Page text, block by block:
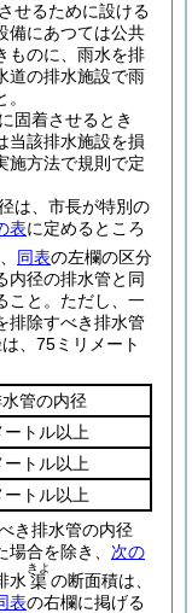
せるために設ける
備にあつては公共
ものに、雨水を排
道の排水施設で雨
固着させるとき
当該排水施設を損
施方法で規則で定
は、市長が特別の
表に定めるところ
同表の左欄の区分
内径の排水管と同
と。 ただし、一
排除すべき排水管
、75ミリメート
管の内径
トル以上
トル以上
トル以上
き排水管の内径
合を除き、 次の
水 渠
きよ
の断面積は、
表の右欄に掲げる